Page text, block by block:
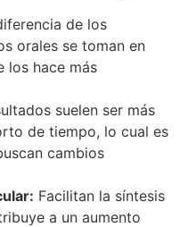
de los
orales se toman en
los hace más
suelen ser más
de tiempo, lo cual es
cambios
Facilitan la síntesis
a un aumento